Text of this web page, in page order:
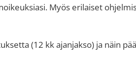
Myös erilaiset
(12 kk ajanjakso) ja näin